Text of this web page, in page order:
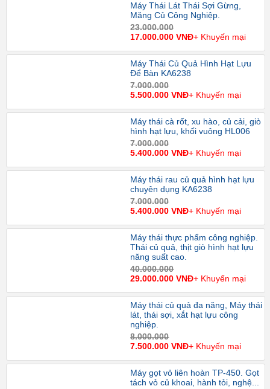
Máy Thái Lát Thái Sợi Gừng,
Măng Củ Công Nghiệp.
23.000.000
17.000.000 VNĐ+ Khuyến mại
Máy Thái Củ Quả Hình Hạt Lựu
Để Bàn KA6238
7.000.000
5.500.000 VNĐ+ Khuyến mại
Máy thái cà rốt, xu hào, củ cải, giò
hình hạt lựu, khối vuông HL006
7.000.000
5.400.000 VNĐ+ Khuyến mại
Máy thái rau củ quả hình hạt lựu
chuyên dụng KA6238
7.000.000
5.400.000 VNĐ+ Khuyến mại
Máy thái thực phẩm công nghiệp.
Thái củ quả, thịt giò hình hạt lựu
năng suất cao.
40.000.000
29.000.000 VNĐ+ Khuyến mại
Máy thái củ quả đa năng, Máy thái
lát, thái sợi, xắt hạt lựu công
nghiệp.
8.000.000
7.500.000 VNĐ+ Khuyến mại
Máy gọt vỏ liên hoàn TP-450. Gọt
tách vỏ củ khoai, hành tỏi, nghệ...